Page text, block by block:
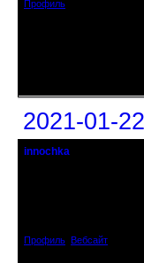
Профиль
2021-01-
innochka
Профиль Вебсайт